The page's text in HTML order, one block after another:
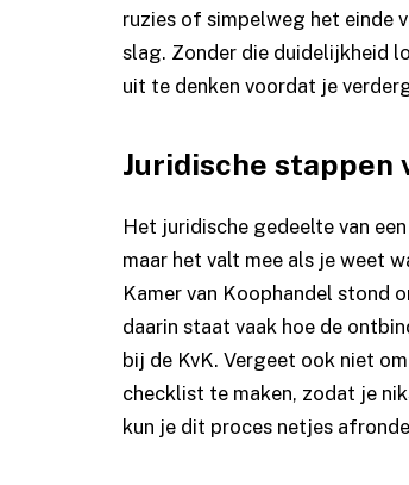
ruzies of simpelweg het einde
slag. Zonder die duidelijkheid
uit te denken voordat je
Juridische stappen
Het juridische gedeelte van
maar het valt mee als je weet
Kamer van Koophandel stond
daarin staat vaak hoe de
bij de KvK. Vergeet ook niet
checklist te maken, zodat je
kun je dit proces netjes